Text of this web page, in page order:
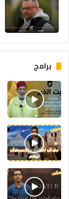
برامج